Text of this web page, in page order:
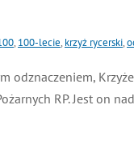
,100-lecie,krzyż rycerski,
RP. Jest on